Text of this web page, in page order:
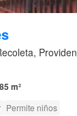
85 m²
Permite niños